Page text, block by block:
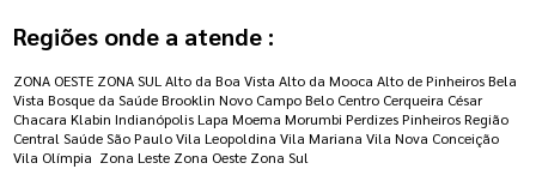
Regiões onde a atende :
ZONA OESTE ZONA SUL Alto da Boa Vista Alto da Mooca Alto de Pinheiros Bela
Vista Bosque da Saúde Brooklin Novo Campo Belo Centro Cerqueira César
Chacara Klabin Indianópolis Lapa Moema Morumbi Perdizes Pinheiros Região
Central Saúde São Paulo Vila Leopoldina Vila Mariana Vila Nova Conceição
Vila Olímpia Zona Leste Zona Oeste Zona Sul